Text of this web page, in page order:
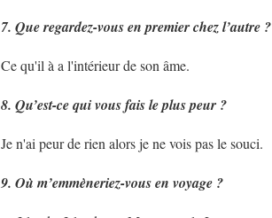
7. Que regardez-vous en premier chez l’autre ?
Ce qu'il à a l'intérieur de son âme.
8. Qu’est-ce qui vous fais le plus peur ?
Je n'ai peur de rien alors je ne vois pas le souci.
9. Où m’emmèneriez-vous en voyage ?